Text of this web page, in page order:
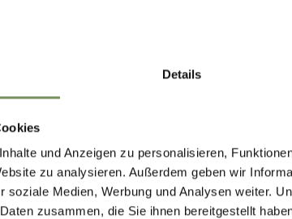
Details
und Anzeigen zu personalisieren,
zu analysieren. Außerdem geben wir
soziale Medien, Werbung und Analysen weiter.
zusammen, die Sie ihnen bereitgestellt
Terrace